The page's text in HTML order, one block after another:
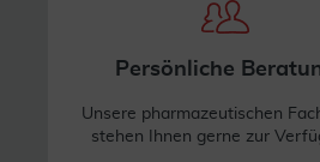
Persönliche
Unsere pharmazeutischen
stehen Ihnen gerne zur